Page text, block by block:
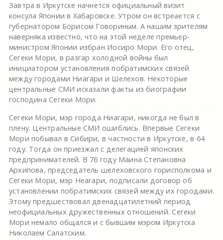
Завтра в Иркутске начнется официальный визит
консула Японии в Хабаровске. Утром он встреается с
губернатором Борисом Говориным. А нашим зрителям
наверняка известно, что на этой неделе премьер-
министром Японии избран Иосиро Мори. Его отец,
Сегеки Мори, в разгар холодной войны был
инициатором установления побратимских связей
между городами Ниагари и Шелехов. Некоторые
центральные СМИ исказали факты из биографии
господина Сегеки Мори.
Сегеки Мори, мэр города Ниагари, никогда не был в
плену. Центральные СМИ ошиблись. Впервые Сегеки
Мори побывал в Сибири, в частности в Иркутске, в 64
году. Тогда он приезжал с делегацией японских
предпринимателей. В 76 году Маина Степановна
Архипова, председатель шелеховского горисполкома и
Сегеки Мори, мэр Неагари, подписали договор об
установлении побратимских связей между их городами.
Этому предшествовал двенадцатилетний период
неофициальных дружественных отношений. Сегеки
Мори немало общался и с бывшим мэром Иркутска
Николаем Салатским.